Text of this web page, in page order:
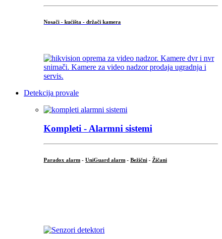
Nosači - kućišta - držači kamera
Detekcija provale
Kompleti - Alarmni sistemi
Paradox alarm - UniGuard alarm - Bežični - Žičani